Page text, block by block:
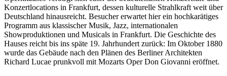
Konzertlocations in Frankfurt, dessen kulturelle Strahlkraft weit über
Deutschland hinausreicht. Besucher erwartet hier ein hochkarätiges
Programm aus klassischer Musik, Jazz, internationalen
Showproduktionen und Musicals in Frankfurt. Die Geschichte des
Hauses reicht bis ins späte 19. Jahrhundert zurück: Im Oktober 1880
wurde das Gebäude nach den Plänen des Berliner Architekten
Richard Lucae prunkvoll mit Mozarts Oper Don Giovanni eröffnet.